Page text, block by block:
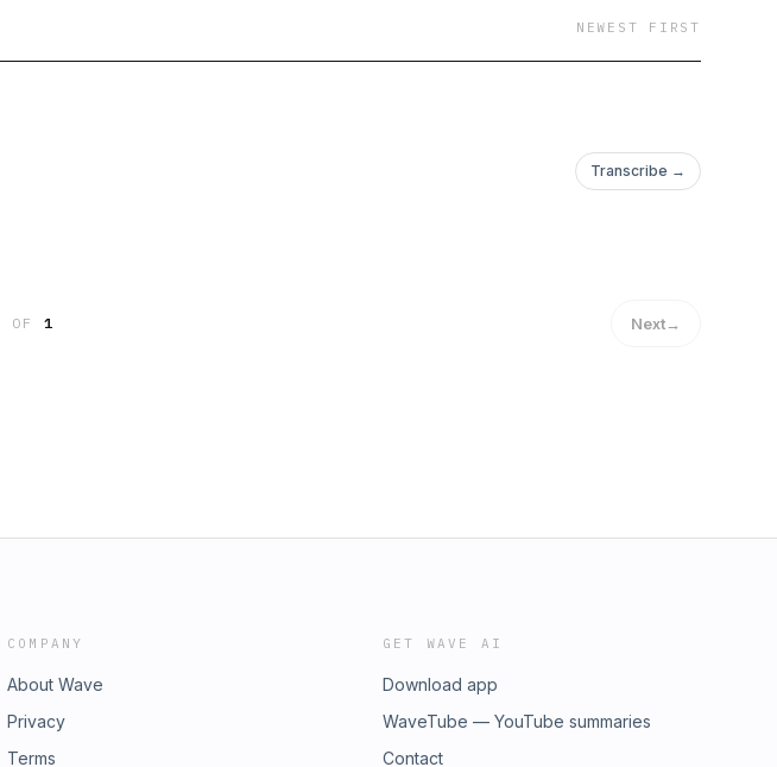
NEWEST FIRST
Transcribe →
OF 1 Next→
COMPANY
About Wave
Privacy
Terms
GET WAVE AI
Download app
WaveTube — YouTube summaries
Contact